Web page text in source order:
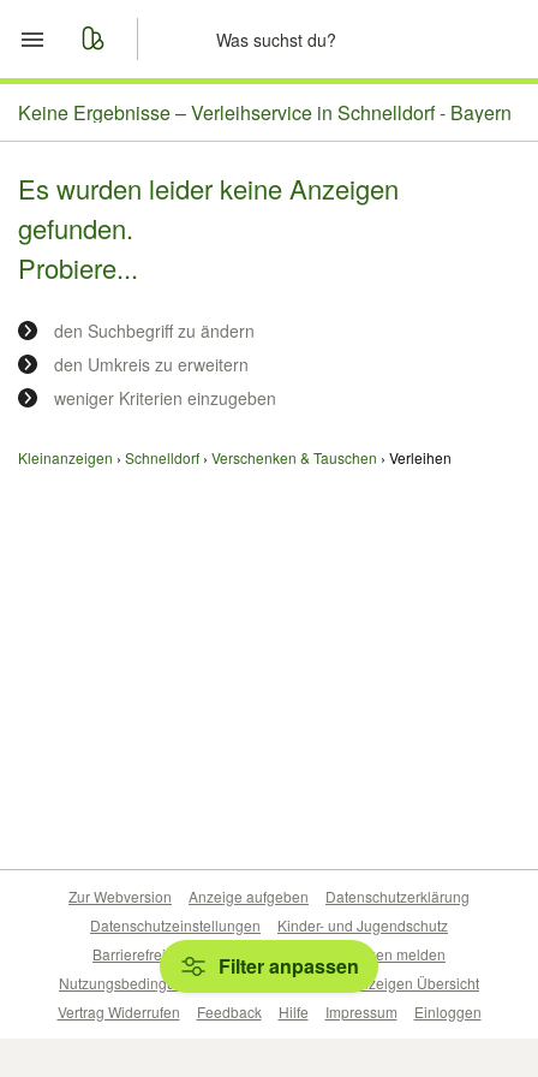
Start
Nachrichten
Anzeige aufgeben
Keine Ergebnisse –Verleihservice in Schnelldorf - Bayern
Es wurden leider keine Anzeigen
gefunden.
Probiere...
den Suchbegriff zu ändern
den Umkreis zu erweitern
weniger Kriterien einzugeben
Kleinanzeigen Schnelldorf Verschenken & Tauschen Verleihen
Filter anpassen
Zur Webversion Anzeige aufgeben
Datenschutzerklärung
Datenschutzeinstellungen
Kinder- und Jugendschutz
Barrierefreiheitserklärung
Sicherheitslücken melden
Nutzungsbedingungen
Beliebte Suchen
Anzeigen Übersicht
Vertrag Widerrufen
Feedback Hilfe Impressum Einloggen